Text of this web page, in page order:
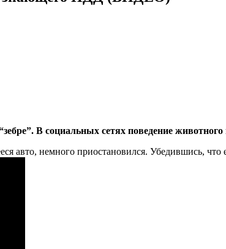
В социальных сетях поведение
авто, немного приостановился. Убедившись,